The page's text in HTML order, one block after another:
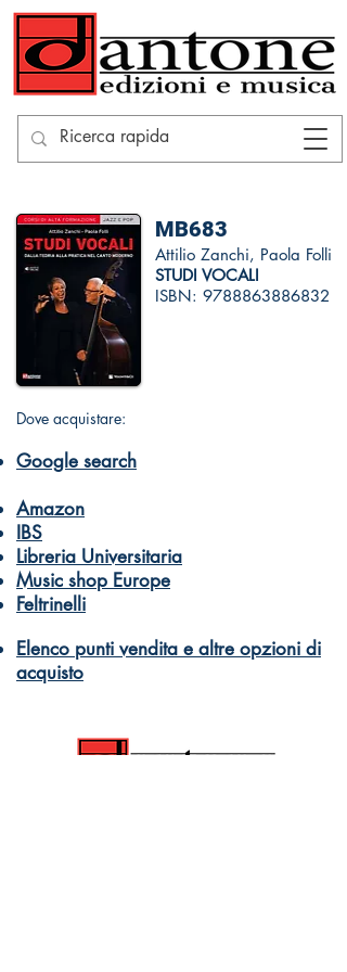
MB683
Attilio Zanchi, Paola Folli
STUDI VOCALI
ISBN: 9788863886832
Dove acquistare:
Google search
Amazon
IBS
Libreria Universitaria
Music shop Europe
Feltrinelli
Elenco punti vendita e altre opzioni di
acquisto